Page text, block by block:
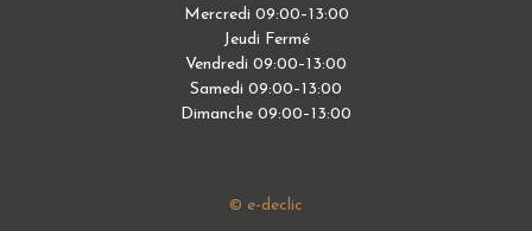
Mercredi 09:00–13:00
Jeudi Fermé
Vendredi 09:00–13:00
Samedi 09:00–13:00
Dimanche 09:00–13:00
© e-declic